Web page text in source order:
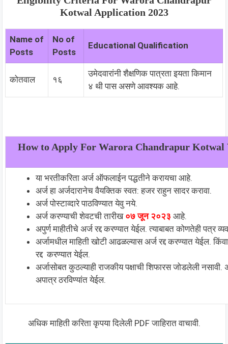
Kotwal Application 2023
Name of
Posts
No of
Posts
Educational Qualification
कोतवाल १६
उमेदवारांनी शैक्षणिक पात्रता इयता किमान
४ थी पास असणे आवश्यक आहे.
How to Apply For Warora Chandrapur Kotwal
या भरतीकरिता अर्ज ऑफलाईन पद्धतीने करायचा आहे.
अर्ज हा अर्जदारानेच वैयक्तिक स्वत: हजर राहुन सादर करावा.
अर्ज पोस्टाव्दारे पाठविण्यात येवु नये.
अर्ज करण्याची शेवटची तारीख ०७ जून २०२३ आहे.
अपुर्ण माहीतीचे अर्ज रद्द करण्यात येईल. त्याबाबत कोणतेही पत्र
अर्जामधील माहिती खोटी आढळल्यास अर्ज रद्द करण्यात येईल.
रद्द करण्यात येईल.
अर्जासोबत कुठल्याही राजकीय पक्षाची शिफारस जोडलेली
अपात्र ठरविण्यांत येईल.
अधिक माहिती करिता कृपया दिलेली PDF जाहिरात वाचावी.